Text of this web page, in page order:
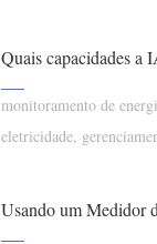
Quais capacidades
monitoramento de
eletricidade,